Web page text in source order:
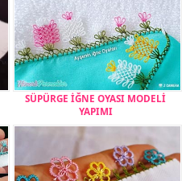
SÜPÜRGE İĞNE OYASI MODELİ
YAPIMI